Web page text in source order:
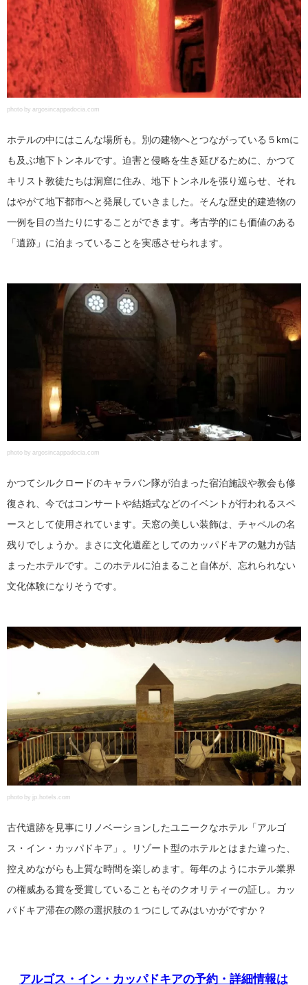
photo by argosincappadocia.com
ホテルの中にはこんな場所も。別の建物へとつながっている５kmに
も及ぶ地下トンネルです。迫害と侵略を生き延びるために、かつて
キリスト教徒たちは洞窟に住み、地下トンネルを張り巡らせ、それ
はやがて地下都市へと発展していきました。そんな歴史的建造物の
一例を目の当たりにすることができます。考古学的にも価値のある
「遺跡」に泊まっていることを実感させられます。
photo by argosincappadocia.com
かつてシルクロードのキャラバン隊が泊まった宿泊施設や教会も修
復され、今ではコンサートや結婚式などのイベントが行われるスペ
ースとして使用されています。天窓の美しい装飾は、チャペルの名
残りでしょうか。まさに文化遺産としてのカッパドキアの魅力が詰
まったホテルです。このホテルに泊まること自体が、忘れられない
文化体験になりそうです。
photo by jp.hotels.com
古代遺跡を見事にリノベーションしたユニークなホテル「アルゴ
ス・イン・カッパドキア」。リゾート型のホテルとはまた違った、
控えめながらも上質な時間を楽しめます。毎年のようにホテル業界
の権威ある賞を受賞していることもそのクオリティーの証し。カッ
パドキア滞在の際の選択肢の１つにしてみはいかがですか？
アルゴス・イン・カッパドキアの予約・詳細情報は